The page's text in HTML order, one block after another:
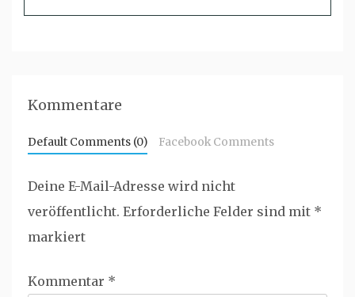
Kommentare
Default Comments (0) Facebook Comments
Deine E-Mail-Adresse wird nicht
veröffentlicht. Erforderliche Felder sind mit *
markiert
Kommentar *